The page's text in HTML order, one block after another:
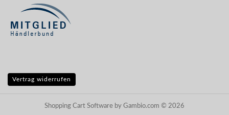
Vertrag widerrufen
Shopping Cart Software by Gambio.com © 2026